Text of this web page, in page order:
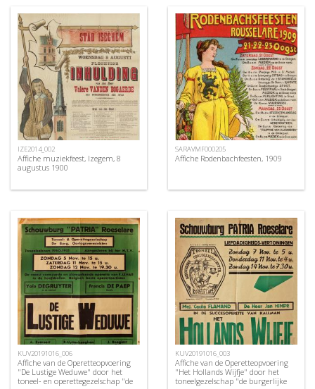
IZE2014_002
Affiche muziekfeest, Izegem, 8
augustus 1900
SARAVMF000205
Affiche Rodenbachfeesten, 1909
KUV20191016_006
Affiche van de Operetteopvoering
"De Lustige Weduwe" door het
toneel- en operettegezelschap "de
KUV20191016_003
Affiche van de Operetteopvoering
"Het Hollands Wijfje" door het
toneelgezelschap "de burgerlijke